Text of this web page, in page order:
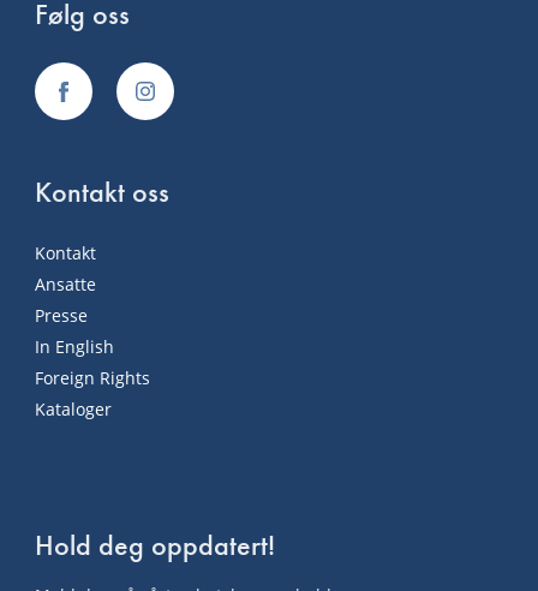
Følg oss
Kontakt oss
Kontakt
Ansatte
Presse
In English
Foreign Rights
Kataloger
Hold deg oppdatert!